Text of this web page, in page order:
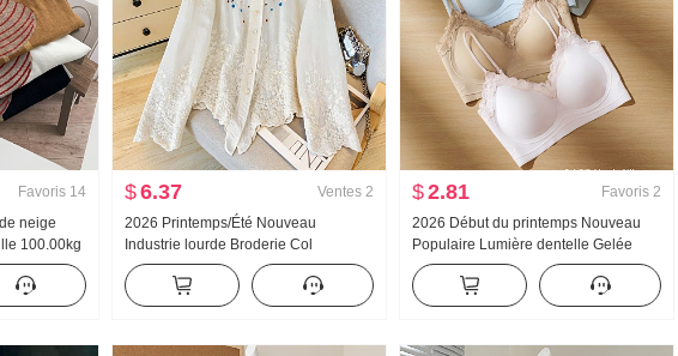
Favoris 14
neige
100.00kg
Col rond
$6.37 Ventes 2
2026 Printemps/Été Nouveau
Industrie lourde Broderie Col
Claudine Chemise pour femmes Style
français Rétro Protection solaire
Cardigan
$2.81 Favoris 2
2026 Début du printemps Nouveau
Populaire Lumière dentelle Gelée
Colle Bande Corset À l'intérieur
Ceinture Poitrine Pad Amincissant
Gilet pour les femmes